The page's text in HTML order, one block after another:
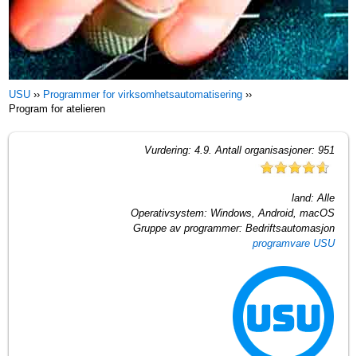
USU ›› Programmer for virksomhetsautomatisering ››
Program for atelieren
Vurdering: 4.9. Antall organisasjoner: 951
land: Alle
Operativsystem: Windows, Android, macOS
Gruppe av programmer: Bedriftsautomasjon
programvare USU